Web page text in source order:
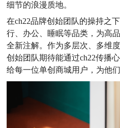
细节的浪漫质地。
在ch22品牌创始团队的操持之
行、办公、睡眠等品类，为高
全新注解。作为多层次、多维
创始团队期待能通过ch22传播
给每一位单创商城用户，为他